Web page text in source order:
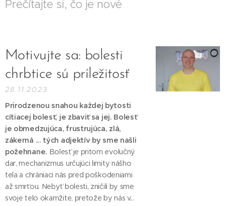
Prečítajte si, čo je nové
Motivujte sa: bolesti
chrbtice sú príležitosť
28.11.2023
Prirodzenou snahou každej bytosti
cítiacej bolesť, je zbaviť sa jej. Bolesť
je obmedzujúca, frustrujúca, zlá,
zákerná ... tých adjektív by sme našli
požehnane. Bolesť je pritom evolučný
dar, mechanizmus určujúci limity nášho
tela a chrániaci nás pred poškodeniami
až smrťou. Nebyť bolesti, zničili by sme
svoje telo okamžite, pretože by nás v...